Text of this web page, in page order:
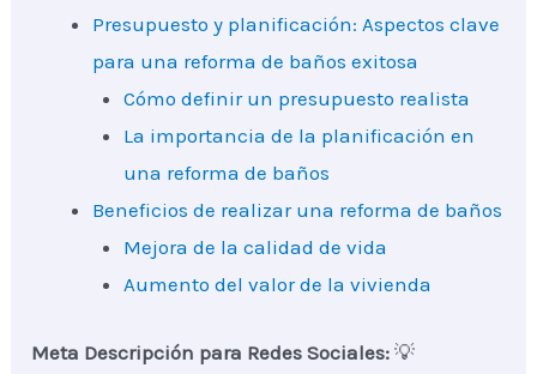
Presupuesto y planificación: Aspectos clave
para una reforma de baños exitosa
Cómo definir un presupuesto realista
La importancia de la planificación en
una reforma de baños
Beneficios de realizar una reforma de baños
Mejora de la calidad de vida
Aumento del valor de la vivienda
Meta Descripción para Redes Sociales: 💡